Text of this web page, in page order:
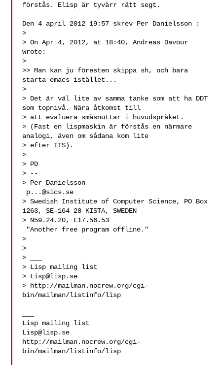
förstås. Elisp är tyvärr rätt segt.
Den 4 april 2012 19:57 skrev Per Danielsson :
>
> On Apr 4, 2012, at 18:40, Andreas Davour
wrote:
>
>> Man kan ju föresten skippa sh, och bara
starta emacs istället...
>
> Det är väl lite av samma tanke som att ha DDT
som topnivå. Nära åtkomst till
> att evaluera småsnuttar i huvudspråket.
> (Fast en lispmaskin är förstås en närmare
analogi, även om sådana kom lite
> efter ITS).
>
> PD
> --
> Per Danielsson
p...@sics.se
> Swedish Institute of Computer Science, PO Box
1263, SE-164 28 KISTA, SWEDEN
> N59.24.20, E17.56.53
"Another free program offline."
>
>
> ___
> Lisp mailing list
> Lisp@lisp.se
> http://mailman.nocrew.org/cgi-
bin/mailman/listinfo/lisp
Lisp@lisp.se
http://mailman.nocrew.org/cgi-
bin/mailman/listinfo/lisp